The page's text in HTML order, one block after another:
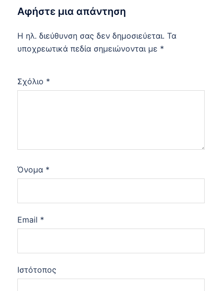
Αφήστε μια απάντηση
Η ηλ. διεύθυνση σας δεν δημοσιεύεται. Τα
υποχρεωτικά πεδία σημειώνονται με *
Σχόλιο *
Όνομα *
Email *
Ιστότοπος